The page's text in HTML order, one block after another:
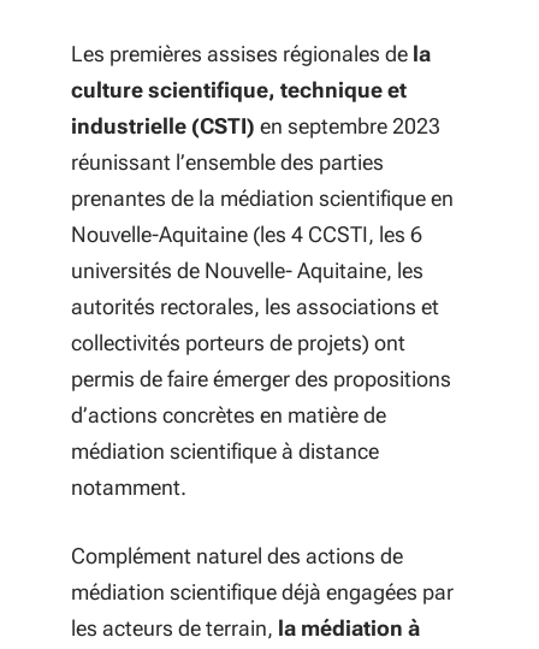
Les premières assises régionales de la
culture scientifique, technique et
industrielle (CSTI) en septembre 2023
réunissant l’ensemble des parties
prenantes de la médiation scientifique en
Nouvelle-Aquitaine (les 4 CCSTI, les 6
universités de Nouvelle- Aquitaine, les
autorités rectorales, les associations et
collectivités porteurs de projets) ont
permis de faire émerger des propositions
d’actions concrètes en matière de
médiation scientifique à distance
notamment.
Complément naturel des actions de
médiation scientifique déjà engagées par
les acteurs de terrain, la médiation à